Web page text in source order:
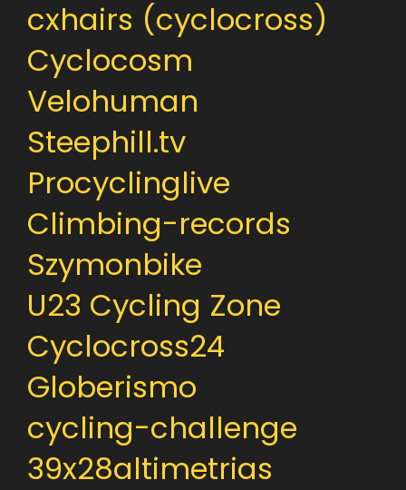
cxhairs (cyclocross)
Cyclocosm
Velohuman
Steephill.tv
Procyclinglive
Climbing-records
Szymonbike
U23 Cycling Zone
Cyclocross24
Globerismo
cycling-challenge
39x28altimetrias